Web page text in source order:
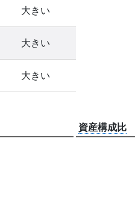
大きい
大きい
大きい
資産構成比